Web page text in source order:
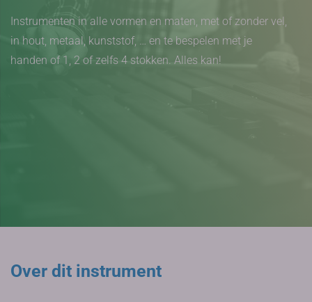
Instrumenten in alle vormen en maten, met of zonder vel,
in hout, metaal, kunststof, … en te bespelen met je
handen of 1, 2 of zelfs 4 stokken. Alles kan!
Over dit instrument